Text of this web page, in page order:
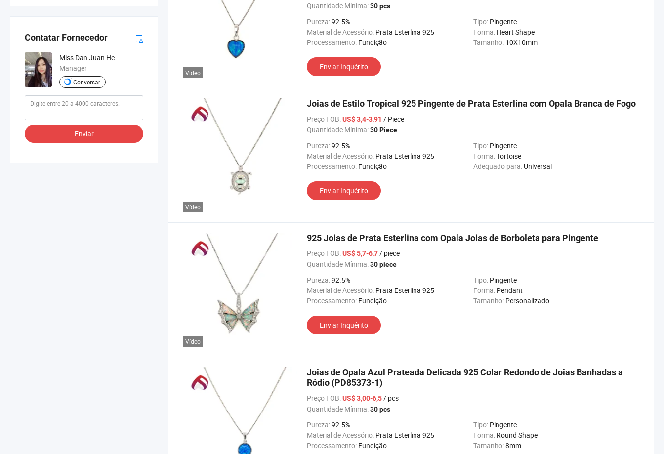
Contatar Fornecedor
Miss Dan Juan He
Manager
Conversar
Enviar
Vídeo
Quantidade Mínima:30 pcs
Pureza:92.5% Tipo: Pingente
Material de Acessório: Prata Esterlina 925 Forma: Heart Shape
Processamento: Fundição Tamanho: 10X10mm
Enviar Inquérito
Vídeo
Joias de Estilo Tropical 925 Pingente de Prata Esterlina com Opala Branca de Fogo
Preço FOB:US$ 3,4-3,91 / Piece
Quantidade Mínima:30 Piece
Pureza:92.5% Tipo: Pingente
Material de Acessório: Prata Esterlina 925 Forma:Tortoise
Processamento: Fundição Adequado para: Universal
Enviar Inquérito
Vídeo
925 Joias de Prata Esterlina com Opala Joias de Borboleta para Pingente
Preço FOB:US$ 5,7-6,7/ piece
Quantidade Mínima:30 piece
Pureza:92.5% Tipo: Pingente
Material de Acessório: Prata Esterlina 925 Forma: Pendant
Processamento: Fundição Tamanho: Personalizado
Enviar Inquérito
Joias de Opala Azul Prateada Delicada 925 Colar Redondo de Joias Banhadas a
Ródio (PD85373-1)
Preço FOB:US$ 3,00-6,5/ pcs
Quantidade Mínima:30 pcs
Pureza:92.5% Tipo: Pingente
Material de Acessório: Prata Esterlina 925 Forma: Round Shape
Processamento: Fundição Tamanho:8mm